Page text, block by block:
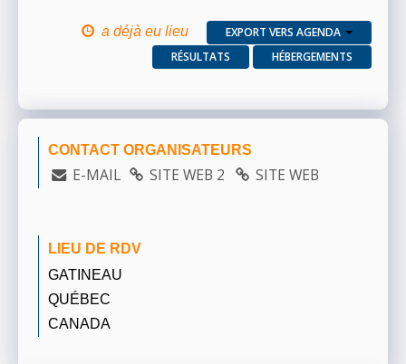
a déjà eu lieu
EXPORT VERS AGENDA
RÉSULTATS
HÉBERGEMENTS
CONTACT ORGANISATEURS
E-MAIL SITE WEB 2 SITE WEB
LIEU DE RDV
GATINEAU
QUÉBEC
CANADA